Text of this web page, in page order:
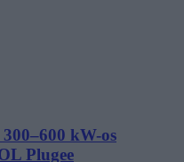
kW-os
Plugee